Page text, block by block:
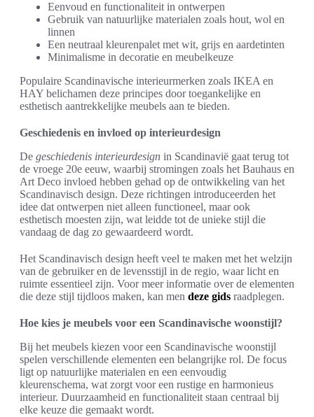
Eenvoud en functionaliteit in ontwerpen
Gebruik van natuurlijke materialen zoals hout, wol en
linnen
Een neutraal kleurenpalet met wit, grijs en aardetinten
Minimalisme in decoratie en meubelkeuze
Populaire Scandinavische interieurmerken zoals IKEA en
HAY belichamen deze principes door toegankelijke en
esthetisch aantrekkelijke meubels aan te bieden.
Geschiedenis en invloed op interieurdesign
De geschiedenis interieurdesign in Scandinavië gaat terug tot
de vroege 20e eeuw, waarbij stromingen zoals het Bauhaus en
Art Deco invloed hebben gehad op de ontwikkeling van het
Scandinavisch design. Deze richtingen introduceerden het
idee dat ontwerpen niet alleen functioneel, maar ook
esthetisch moesten zijn, wat leidde tot de unieke stijl die
vandaag de dag zo gewaardeerd wordt.
Het Scandinavisch design heeft veel te maken met het welzijn
van de gebruiker en de levensstijl in de regio, waar licht en
ruimte essentieel zijn. Voor meer informatie over de elementen
die deze stijl tijdloos maken, kan men deze gids raadplegen.
Hoe kies je meubels voor een Scandinavische woonstijl?
Bij het meubels kiezen voor een Scandinavische woonstijl
spelen verschillende elementen een belangrijke rol. De focus
ligt op natuurlijke materialen en een eenvoudig
kleurenschema, wat zorgt voor een rustige en harmonieus
interieur. Duurzaamheid en functionaliteit staan centraal bij
elke keuze die gemaakt wordt.